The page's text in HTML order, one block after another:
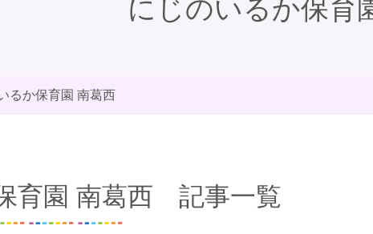
にじのいるか保育
るか保育園 南葛西
育園 南葛西 記事一覧